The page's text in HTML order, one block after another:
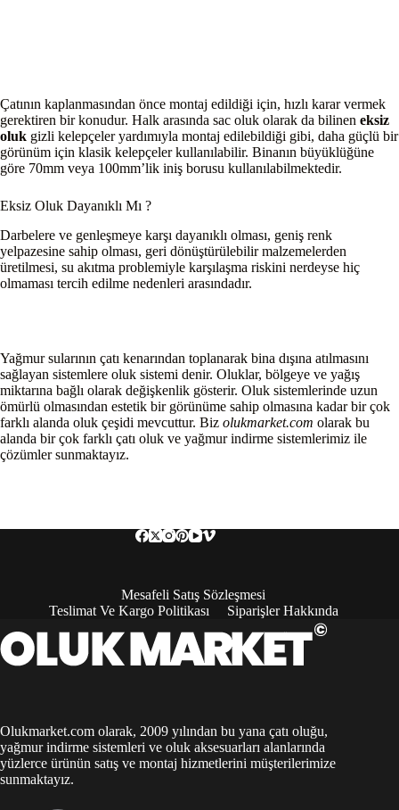
Çatının kaplanmasından önce montaj edildiği için, hızlı karar vermek
gerektiren bir konudur. Halk arasında sac oluk olarak da bilinen eksiz
oluk gizli kelepçeler yardımıyla montaj edilebildiği gibi, daha güçlü bir
görünüm için klasik kelepçeler kullanılabilir. Binanın büyüklüğüne
göre 70mm veya 100mm’lik iniş borusu kullanılabilmektedir.
Eksiz Oluk Dayanıklı Mı ?
Darbelere ve genleşmeye karşı dayanıklı olması, geniş renk
yelpazesine sahip olması, geri dönüştürülebilir malzemelerden
üretilmesi, su akıtma problemiyle karşılaşma riskini nerdeyse hiç
olmaması tercih edilme nedenleri arasındadır.
Yağmur sularının çatı kenarından toplanarak bina dışına atılmasını
sağlayan sistemlere oluk sistemi denir. Oluklar, bölgeye ve yağış
miktarına bağlı olarak değişkenlik gösterir. Oluk sistemlerinde uzun
ömürlü olmasından estetik bir görünüme sahip olmasına kadar bir çok
farklı alanda oluk çeşidi mevcuttur. Biz olukmarket.com olarak bu
alanda bir çok farklı çatı oluk ve yağmur indirme sistemlerimiz ile
çözümler sunmaktayız.
Mesafeli Satış Sözleşmesi
Teslimat Ve Kargo Politikası
Siparişler Hakkında
Olukmarket.com olarak, 2009 yılından bu yana çatı oluğu,
yağmur indirme sistemleri ve oluk aksesuarları alanlarında
yüzlerce ürünün satış ve montaj hizmetlerini müşterilerimize
sunmaktayız.